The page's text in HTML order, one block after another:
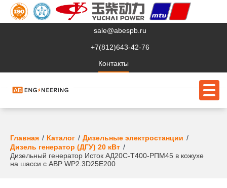
sale@abespb.ru
+7(812)643-42-76
Контакты
О компании
Клиентам
Главная Каталог
Дизельные электростанции
Дизель генератор (ДГУ) 20 кВт
Дизельный генератор Исток АД20С-Т400-РПМ45 в кожухе
на шасси с АВР WP2.3D25E200